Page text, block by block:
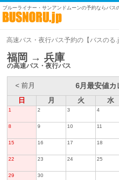
ブルーライナー・サンアンドムーンの予約ならバス
高速バス・夜行バス予約の【バスのる
福岡 → 兵庫
の高速バス・夜行バス
< 前月 6月最安値カ
日
月 火 水
1 2 3 4
8 9 10 11
15 16 17 18
22 23 24 25
29 30